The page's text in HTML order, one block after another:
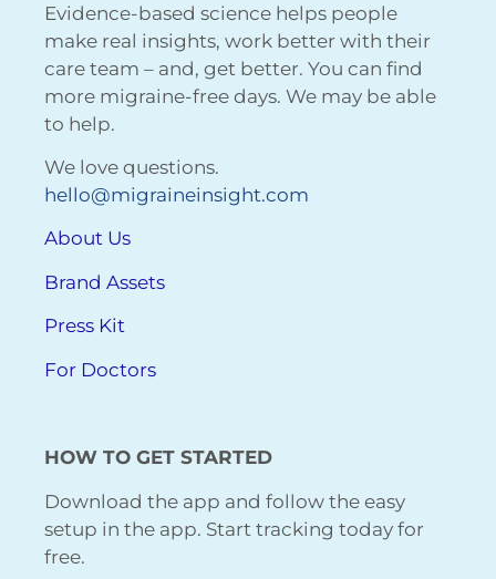
Evidence-based science helps people
make real insights, work better with their
care team – and, get better. You can find
more migraine-free days. We may be able
to help.
We love questions.
hello@migraineinsight.com
About Us
Brand Assets
Press Kit
For Doctors
HOW TO GET STARTED
Download the app and follow the easy
setup in the app. Start tracking today for
free.